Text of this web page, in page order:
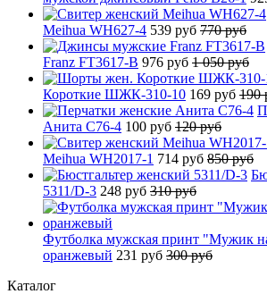
Meihua WH627-4 539 руб 770 руб
Franz FT3617-B 976 руб 1 050 руб
Короткие ШЖК-310-10 169 руб 190
Анита C76-4 100 руб 120 руб
Meihua WH2017-1 714 руб 850 руб
5311/D-3 248 руб 310 руб
Футболка мужская принт "Мужик
оранжевый 231 руб 300 руб
Каталог